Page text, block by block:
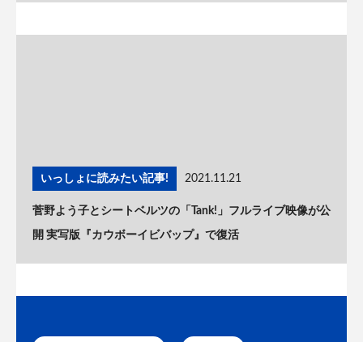
いっしょに読みたい記事! 2021.11.21
菅野よう子とシートベルツの「Tank!」フルライブ映像が公
開 実写版『カウボーイビバップ』で復活